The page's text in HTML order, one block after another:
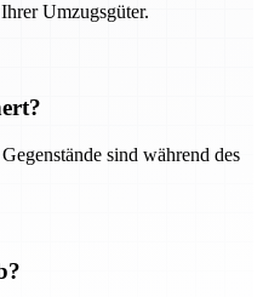
Umzugsgüter.
sind während des